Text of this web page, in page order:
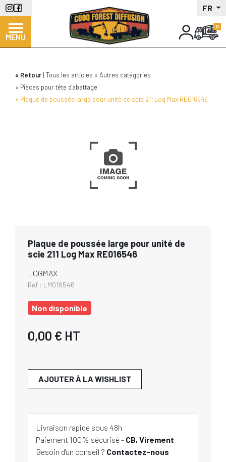
Aller
au
contenu
principal
FR
MENU
Retour Tous les articles
Autres catégories
Pièces pour tête d'abattage
Plaque de poussée large pour unité de scie 211 Log Max RE016546
Plaque de poussée large pour unité de
scie 211 Log Max RE016546
LOGMAX
Réf : LM016546
Non disponible
0,00 € HT
AJOUTER À LA WISHLIST
Livraison rapide sous 48h
Paiement 100% sécurisé - CB, Virement
Besoin d'un conseil ? Contactez-nous